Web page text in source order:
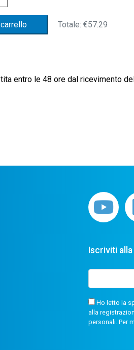
Totale:€57.29
entro le 48 ore dal ricevimento
Iscriviti
Ho letto la
alla
personali. Per